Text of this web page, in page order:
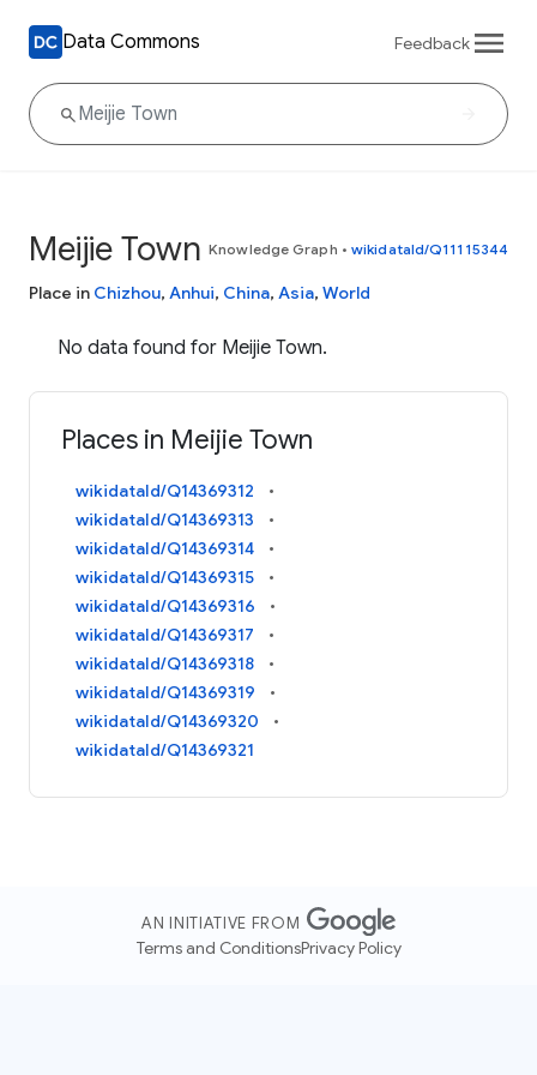
Data Commons Feedback
Meijie Town Knowledge Graph • wikidataId/Q11115344
Place in Chizhou, Anhui, China, Asia, World
No data found for Meijie Town.
Places in Meijie Town
wikidataId/Q14369312
wikidataId/Q14369313
wikidataId/Q14369314
wikidataId/Q14369315
wikidataId/Q14369316
wikidataId/Q14369317
wikidataId/Q14369318
wikidataId/Q14369319
wikidataId/Q14369320
wikidataId/Q14369321
AN INITIATIVE FROM
Terms and ConditionsPrivacy Policy